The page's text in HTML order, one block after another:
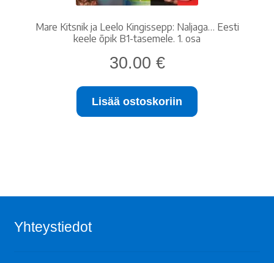
Mare Kitsnik ja Leelo Kingissepp: Naljaga… Eesti
keele õpik B1-tasemele. 1. osa
30.00 €
Lisää ostoskoriin
Yhteystiedot